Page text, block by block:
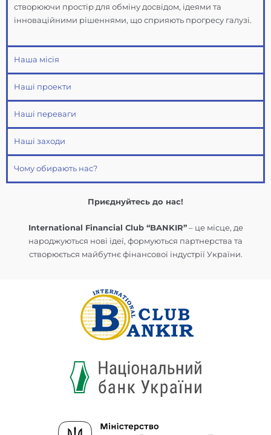
створюючи простір для обміну досвідом, ідеями та
інноваційними рішеннями, що сприяють прогресу галузі.
Наша місія
Наші проекти
Наші переваги
Наші заходи
Чому обирають нас?
Приєднуйтесь до нас!
International Financial Club “BANKIR”– це місце, де
народжуються нові ідеї, формуються партнерства та
створюється майбутнє фінансової індустрії України.